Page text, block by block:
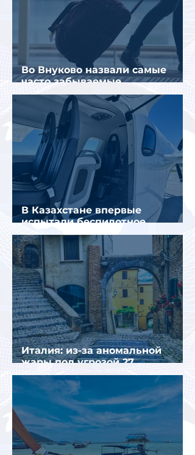
Во Внуково назвали самые
часто забываемые
пассажирами вещи
В Казахстане впервые
испытали беспилотное
аэротакси с пассажирами
Италия: из-за аномальной
жары под угрозой 27
крупнейших городов